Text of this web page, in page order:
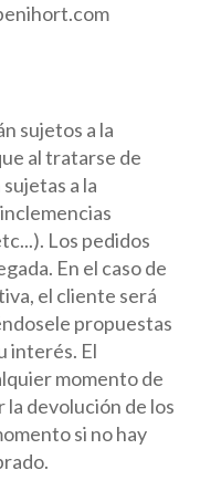
sujetos a la
al tratarse de
a la
Los pedidos
En el caso de
el cliente será
propuestas
interés. El
momento de
devolución de los
si no hay